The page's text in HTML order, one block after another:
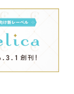
題を前に気合
に頷いていた
の職場見学や
宿。もしかし
らせている